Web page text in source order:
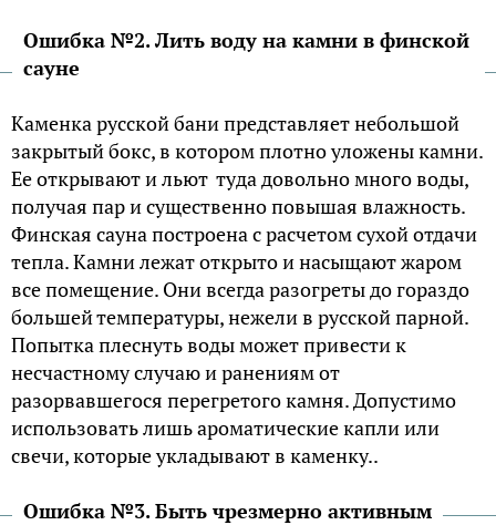
Ошибка №2. Лить воду на камни в финской
сауне
Каменка русской бани представляет небольшой
закрытый бокс, в котором плотно уложены камни.
Ее открывают и льют туда довольно много воды,
получая пар и существенно повышая влажность.
Финская сауна построена с расчетом сухой отдачи
тепла. Камни лежат открыто и насыщают жаром
все помещение. Они всегда разогреты до гораздо
большей температуры, нежели в русской парной.
Попытка плеснуть воды может привести к
несчастному случаю и ранениям от
разорвавшегося перегретого камня. Допустимо
использовать лишь ароматические капли или
свечи, которые укладывают в каменку..
Ошибка №3. Быть чрезмерно активным